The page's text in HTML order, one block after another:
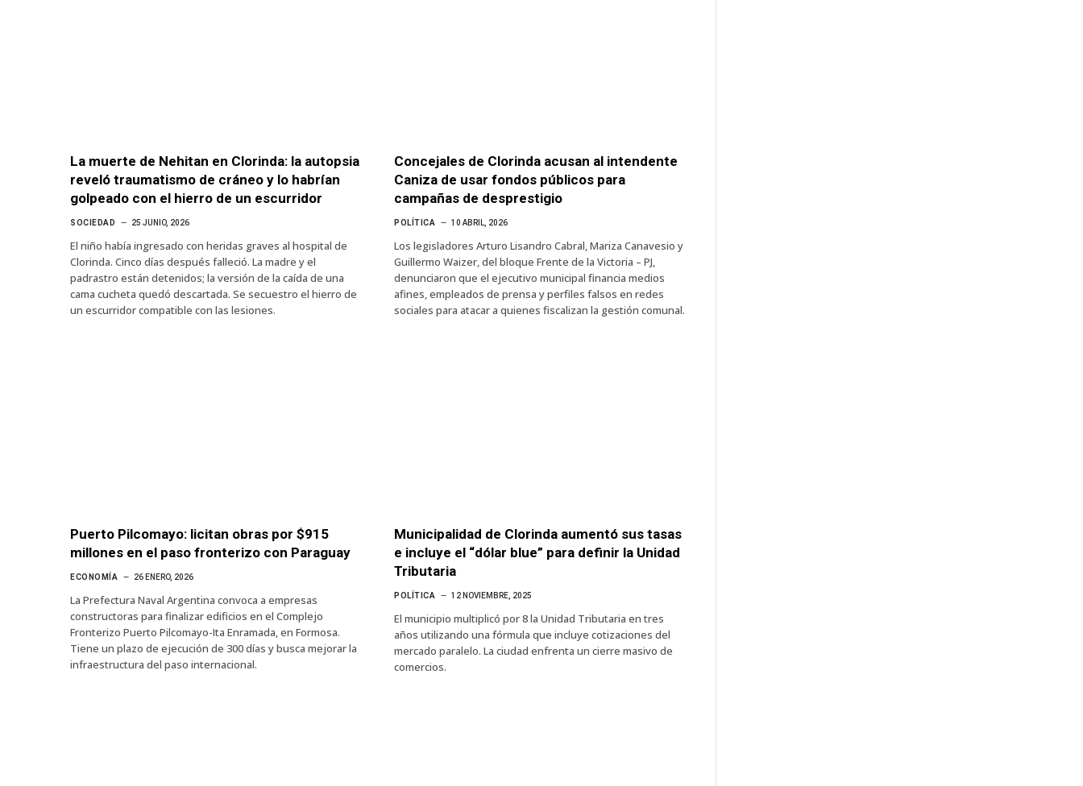
La muerte de Nehitan en Clorinda: la autopsia
reveló traumatismo de cráneo y lo habrían
golpeado con el hierro de un escurridor
SOCIEDAD 25 JUNIO, 2026
El niño había ingresado con heridas graves al hospital de
Clorinda. Cinco días después falleció. La madre y el
padrastro están detenidos; la versión de la caída de una
cama cucheta quedó descartada. Se secuestro el hierro de
un escurridor compatible con las lesiones.
Concejales de Clorinda acusan al intendente
Caniza de usar fondos públicos para
campañas de desprestigio
POLÍTICA 10 ABRIL, 2026
Los legisladores Arturo Lisandro Cabral, Mariza Canavesio y
Guillermo Waizer, del bloque Frente de la Victoria – PJ,
denunciaron que el ejecutivo municipal financia medios
afines, empleados de prensa y perfiles falsos en redes
sociales para atacar a quienes fiscalizan la gestión comunal.
Puerto Pilcomayo: licitan obras por $915
millones en el paso fronterizo con Paraguay
ECONOMÍA 26 ENERO, 2026
La Prefectura Naval Argentina convoca a empresas
constructoras para finalizar edificios en el Complejo
Fronterizo Puerto Pilcomayo-Ita Enramada, en Formosa.
Tiene un plazo de ejecución de 300 días y busca mejorar la
infraestructura del paso internacional.
Municipalidad de Clorinda aumentó sus tasas
e incluye el “dólar blue” para definir la Unidad
Tributaria
POLÍTICA 12 NOVIEMBRE, 2025
El municipio multiplicó por 8 la Unidad Tributaria en tres
años utilizando una fórmula que incluye cotizaciones del
mercado paralelo. La ciudad enfrenta un cierre masivo de
comercios.